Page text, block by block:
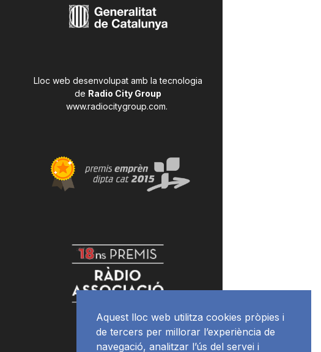
Lloc web desenvolupat amb la tecnologia
de Radio City Group
www.radiocitygroup.com.
Aquest lloc web utilitza cookies pròpies i
de tercers per millorar l’experiència de
navegació, analitzar l’ús del servei i